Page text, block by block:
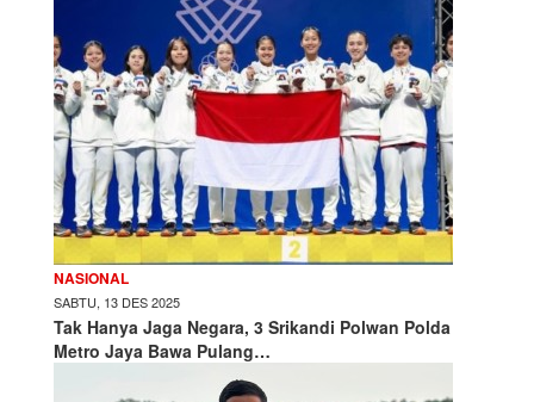
NASIONAL
SABTU, 13 DES 2025
Tak Hanya Jaga Negara, 3 Srikandi Polwan Polda
Metro Jaya Bawa Pulang…